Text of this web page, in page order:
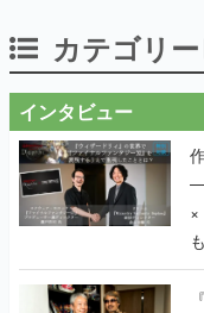
カテゴリ
インタビュー
×
く